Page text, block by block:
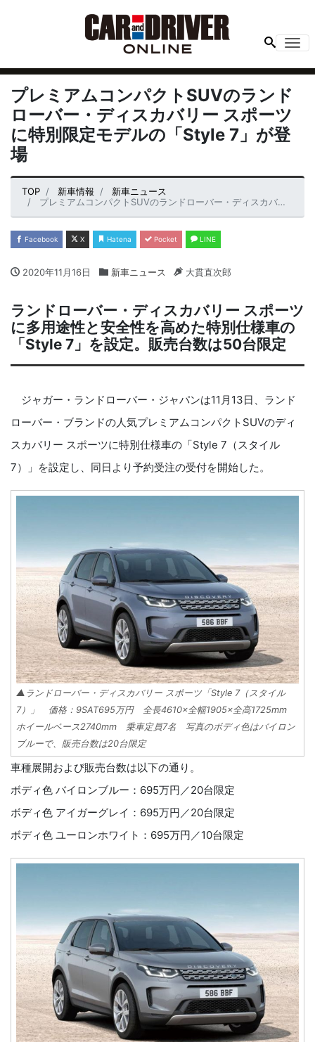
プレミアムコンパクトSUVのランド
ローバー・ディスカバリー スポーツ
に特別限定モデルの「Style 7」が登
場
TOP 新車情報
新車ニュース
プレミアムコンパクトSUVのランドローバー・ディスカバリー スポーツに特別限定モデルの「Style 7」が登場
Facebook X Hatena Pocket LINE
2020年11月16日 新車ニュース 大貫直次郎
ランドローバー・ディスカバリー スポーツ
に多用途性と安全性を高めた特別仕様車の
「Style 7」を設定。販売台数は50台限定
ジャガー・ランドローバー・ジャパンは11月13日、ランド
ローバー・ブランドの人気プレミアムコンパクトSUVのディ
スカバリー スポーツに特別仕様車の「Style 7（スタイル
7）」を設定し、同日より予約受注の受付を開始した。
▲ランドローバー・ディスカバリー スポーツ「Style 7（スタイル
7）」 価格：9SAT695万円 全長4610×全幅1905×全高1725mm
ホイールベース2740mm 乗車定員7名 写真のボディ色はバイロン
ブルーで、販売台数は20台限定
車種展開および販売台数は以下の通り。
ボディ色 バイロンブルー：695万円／20台限定
ボディ色 アイガーグレイ：695万円／20台限定
ボディ色 ユーロンホワイト：695万円／10台限定